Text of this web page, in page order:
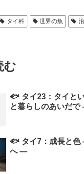
タイ科 世界の魚
む
🐟 タイ23：タイと
と暮らしのあいだ
🐟 タイ7：成長と色
へ ―